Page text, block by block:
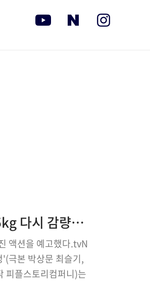
태원석, '플레이어2' 위해 35kg 다시 감량…날렵해진 액션 예고
액션을 예고했다.tvN
극본 박상문 최슬기,
피플스토리컴퍼니)는